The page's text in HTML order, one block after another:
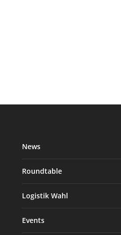
News
Roundtable
Logistik Wahl
Events